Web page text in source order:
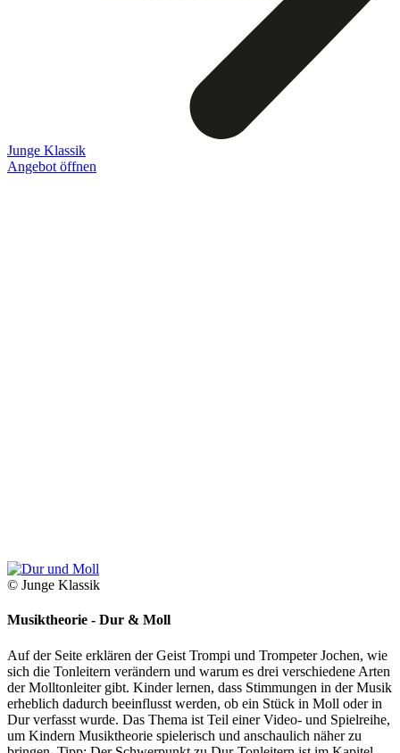
Junge Klassik
Angebot öffnen
© Junge Klassik
Musiktheorie - Dur & Moll
Auf der Seite erklären der Geist Trompi und Trompeter Jochen, wie
sich die Tonleitern verändern und warum es drei verschiedene Arten
der Molltonleiter gibt. Kinder lernen, dass Stimmungen in der Musik
erheblich dadurch beeinflusst werden, ob ein Stück in Moll oder in
Dur verfasst wurde. Das Thema ist Teil einer Video- und Spielreihe,
um Kindern Musiktheorie spielerisch und anschaulich näher zu